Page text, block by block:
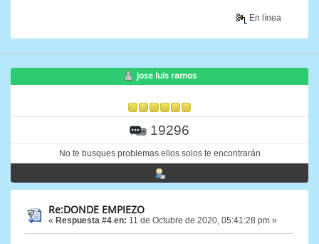
En línea
jose luis ramos
19296
No te busques problemas ellos solos te encontrarán
Re:DONDE EMPIEZO
« Respuesta #4 en: 11 de Octubre de 2020, 05:41:28 pm »